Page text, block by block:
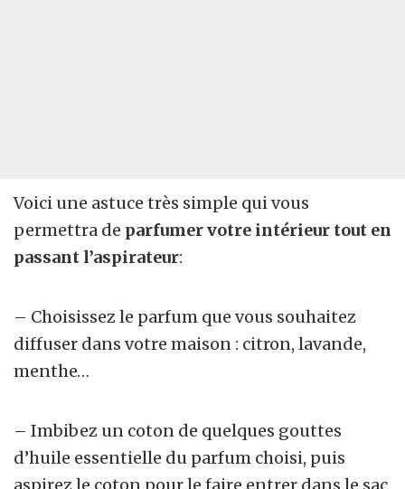
Voici une astuce très simple qui vous
permettra de parfumer votre intérieur tout en
passant l’aspirateur:
– Choisissez le parfum que vous souhaitez
diffuser dans votre maison : citron, lavande,
menthe…
– Imbibez un coton de quelques gouttes
d’huile essentielle du parfum choisi, puis